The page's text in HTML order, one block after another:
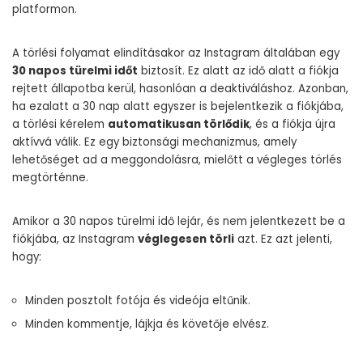
platformon.
A törlési folyamat elindításakor az Instagram általában egy
30 napos türelmi időt biztosít. Ez alatt az idő alatt a fiókja
rejtett állapotba kerül, hasonlóan a deaktiváláshoz. Azonban,
ha ezalatt a 30 nap alatt egyszer is bejelentkezik a fiókjába,
a törlési kérelem automatikusan törlődik, és a fiókja újra
aktívvá válik. Ez egy biztonsági mechanizmus, amely
lehetőséget ad a meggondolásra, mielőtt a végleges törlés
megtörténne.
Amikor a 30 napos türelmi idő lejár, és nem jelentkezett be a
fiókjába, az Instagram véglegesen törli azt. Ez azt jelenti,
hogy:
Minden posztolt fotója és videója eltűnik.
Minden kommentje, lájkja és követője elvész.